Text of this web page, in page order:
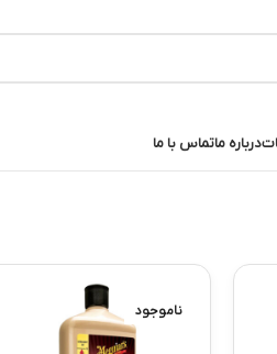
درباره ماتماس با ما
ناموجود